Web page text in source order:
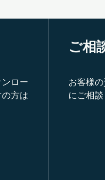
ロー
方は
ご相
お客様
にご相談